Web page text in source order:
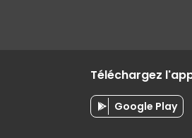
Téléchargez
Google Play